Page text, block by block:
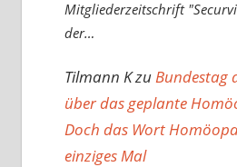
Mitgliederzeitschrift
der…
Tilmann KzuBundestag
über das geplante
Doch das Wort
einziges Mal